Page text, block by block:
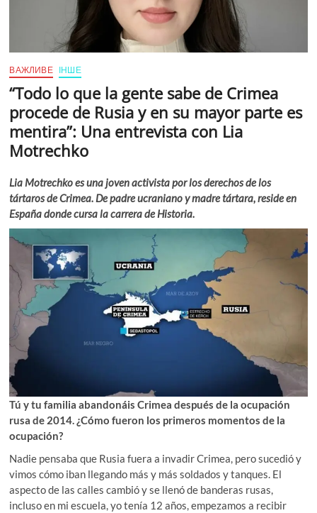
ВАЖЛИВЕ ІНШЕ
“Todo lo que la gente sabe de Crimea
procede de Rusia y en su mayor parte es
mentira”: Una entrevista con Lia
Motrechko
Lia Motrechko es una joven activista por los derechos de los
tártaros de Crimea. De padre ucraniano y madre tártara, reside en
España donde cursa la carrera de Historia.
Tú y tu familia abandonáis Crimea después de la ocupación
rusa de 2014. ¿Cómo fueron los primeros momentos de la
ocupación?
Nadie pensaba que Rusia fuera a invadir Crimea, pero sucedió y
vimos cómo iban llegando más y más soldados y tanques. El
aspecto de las calles cambió y se llenó de banderas rusas,
incluso en mi escuela, yo tenía 12 años, empezamos a recibir